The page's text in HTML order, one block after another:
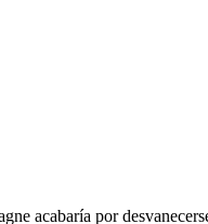
acabaría por